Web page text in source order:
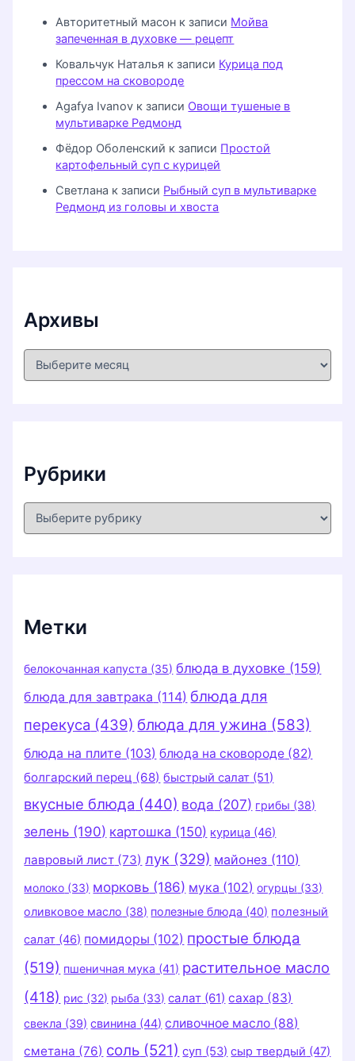
Авторитетный масон к записи Мойва
запеченная в духовке — рецепт
Ковальчук Наталья к записи Курица под
прессом на сковороде
Agafya Ivanov к записи Овощи тушеные в
мультиварке Редмонд
Фёдор Оболенский к записи Простой
картофельный суп с курицей
Светлана к записи Рыбный суп в мультиварке
Редмонд из головы и хвоста
Архивы
А
Рубрики
Р
Метки
белокочанная капуста (35) блюда в духовке (159)
блюда для завтрака (114) блюда для
перекуса (439) блюда для ужина (583)
блюда на плите (103) блюда на сковороде (82)
болгарский перец (68) быстрый салат (51)
вкусные блюда (440) вода (207) грибы (38)
зелень (190) картошка (150) курица (46)
лавровый лист (73) лук (329) майонез (110)
молоко (33) морковь (186) мука (102) огурцы (33)
оливковое масло (38) полезные блюда (40) полезный
салат (46) помидоры (102) простые блюда
(519) пшеничная мука (41) растительное масло
(418) рис (32) рыба (33) салат (61) сахар (83)
свекла (39) свинина (44) сливочное масло (88)
сметана (76) соль (521) суп (53) сыр твердый (47)